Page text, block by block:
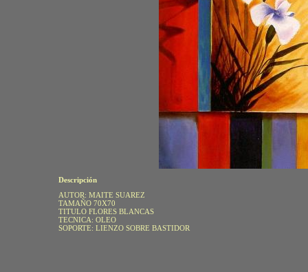
Descripción
AUTOR: MAITE SUAREZ
TAMAÑO 70X70
TITULO FLORES BLANCAS
TECNICA: OLEO
SOPORTE: LIENZO SOBRE BASTIDOR